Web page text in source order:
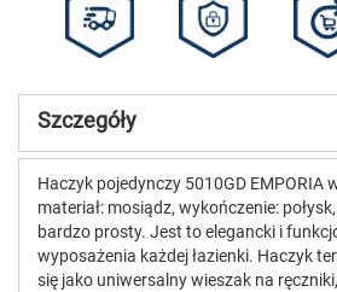
Szczegóły
Haczyk pojedynczy 5010GD EMPORIA
materiał: mosiądz, wykończenie:
bardzo prosty. Jest to elegancki i
wyposażenia każdej łazienki. Haczyk
się jako uniwersalny wieszak na